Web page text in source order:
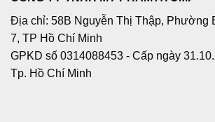
Địa chỉ: 58B Nguyễn Thị Thập, Phường
7, TP Hồ Chí Minh
GPKD số 0314088453 - Cấp ngày
Tp. Hồ Chí Minh